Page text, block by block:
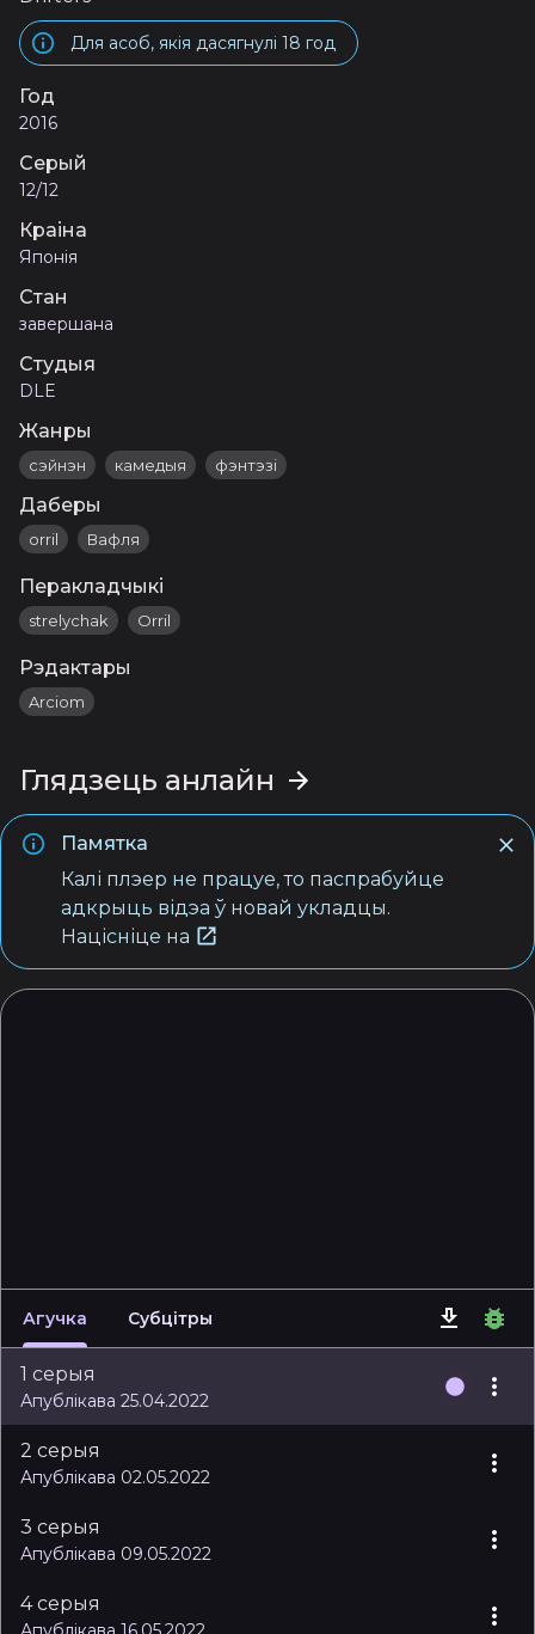
Для асоб, якія дасягнулі 18 год
Год
2016
Серый
12/12
Краіна
Японія
Стан
завершана
Студыя
DLE
Жанры
сэйнэн камедыя фэнтэзі
Даберы
orril Вафля
Перакладчыкі
strelychak Orril
Рэдактары
Arciom
Глядзець анлайн
Памятка
Калі плэер не працуе, то паспрабуйце
адкрыць відэа ў новай укладцы.
Націсніце на
Агучка Субцітры
1 серыя
Апублікава 25.04.2022
2 серыя
Апублікава 02.05.2022
3 серыя
Апублікава 09.05.2022
4 серыя